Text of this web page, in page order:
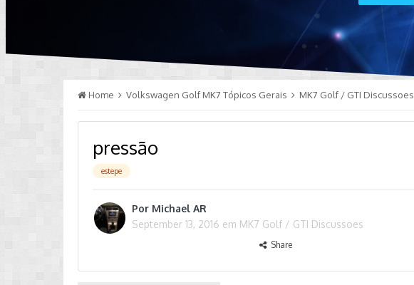
Home Volkswagen Golf MK7 Tópicos Gerais MK7 Golf / GTI Discussoes
pressão
estepe
Por Michael AR
September 13, 2016 em MK7 Golf / GTI Discussoes
Share